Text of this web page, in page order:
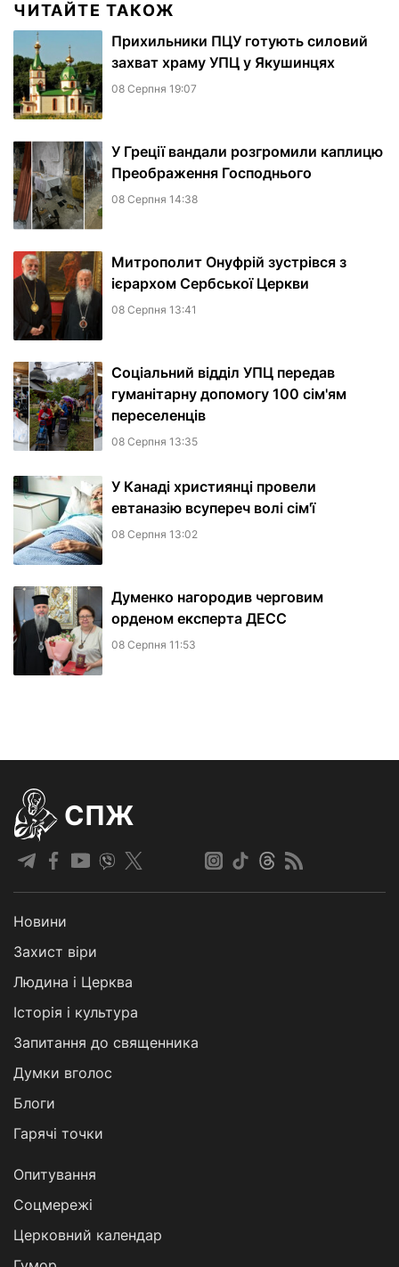
ЧИТАЙТЕ ТАКОЖ
Прихильники ПЦУ готують силовий
захват храму УПЦ у Якушинцях
08 Серпня 19:07
У Греції вандали розгромили каплицю
Преображення Господнього
08 Серпня 14:38
Митрополит Онуфрій зустрівся з
ієрархом Сербської Церкви
08 Серпня 13:41
Соціальний відділ УПЦ передав
гуманітарну допомогу 100 сім'ям
переселенців
08 Серпня 13:35
У Канаді християнці провели
евтаназію всупереч волі сім'ї
08 Серпня 13:02
Думенко нагородив черговим
орденом експерта ДЕСС
08 Серпня 11:53
СПЖ
Новини
Захист віри
Людина і Церква
Історія і культура
Запитання до священника
Думки вголос
Блоги
Гарячі точки
Опитування
Соцмережі
Церковний календар